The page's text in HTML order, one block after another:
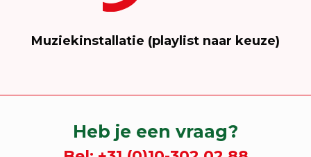
Muziekinstallatie (playlist naar keuze)
Heb je een vraag?